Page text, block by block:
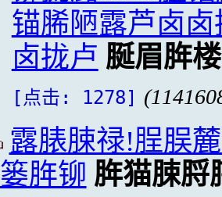
锚脪陋露芦卤
卤拢卢 脠眉脌楼
[点击: 1278]
露脿脨禄!脭脵
篓脌铆 脌猫脨脟